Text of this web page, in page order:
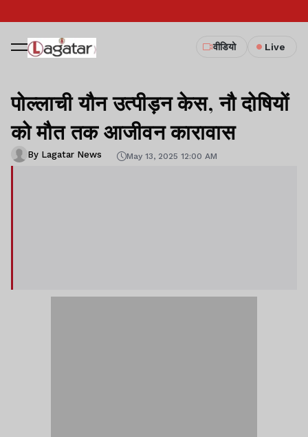
वीडियो Live
पोल्लाची यौन उत्पीड़न केस, नौ दोषियों
को मौत तक आजीवन कारावास
By Lagatar News May 13, 2025 12:00 AM